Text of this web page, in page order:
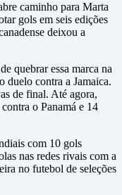
caminho para Marta
gols em seis edições
deixou a
quebrar essa marca na
duelo contra a Jamaica.
de final. Até agora,
o Panamá e 14
com 10 gols
nas redes rivais com a
no futebol de seleções